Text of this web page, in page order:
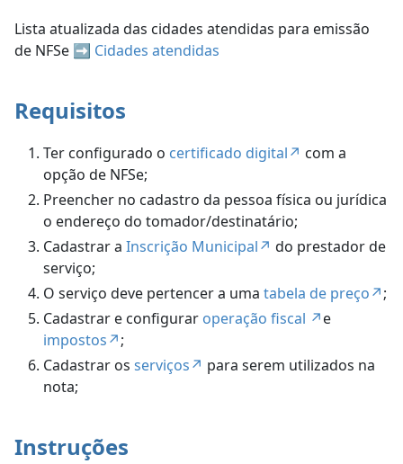
Lista atualizada das cidades atendidas para emissão
de NFSe ➡️ Cidades atendidas
Requisitos
Ter configurado o certificado digital↗️ com a
opção de NFSe;
Preencher no cadastro da pessoa física ou jurídica
o endereço do tomador/destinatário;
Cadastrar a Inscrição Municipal↗️ do prestador de
serviço;
O serviço deve pertencer a uma tabela de preço↗️;
Cadastrar e configurar operação fiscal ↗️e
impostos↗️;
Cadastrar os serviços↗️ para serem utilizados na
nota;
Instruções